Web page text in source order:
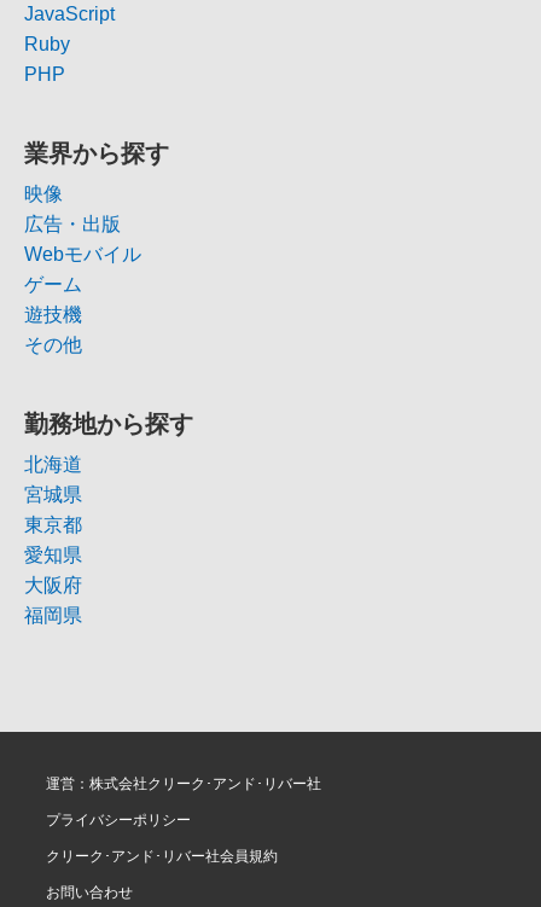
JavaScript
Ruby
PHP
業界から探す
映像
広告・出版
Webモバイル
ゲーム
遊技機
その他
勤務地から探す
北海道
宮城県
東京都
愛知県
大阪府
福岡県
運営：株式会社クリーク･アンド･リバー社
プライバシーポリシー
クリーク･アンド･リバー社会員規約
お問い合わせ